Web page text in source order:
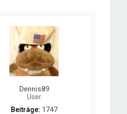
Dennis89
User
Beiträge: 1747